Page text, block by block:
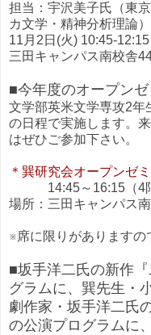
担当：宇沢美子氏（東
カ文学・精神分析理論）
11月2日(火) 10:45-12:15
三田キャンパス南校舎
■今年度のオープン
文学部英米文学専攻2年
の日程で実施します。
はぜひご参加下さい。
＊巽研究会オープンゼミ
14:45～16:15（4
場所：三田キャンパス
※席に限りがありますの
■坂手洋二氏の新作
グラムに、巽先生・
劇作家・坂手洋二氏
の公演プログラムに